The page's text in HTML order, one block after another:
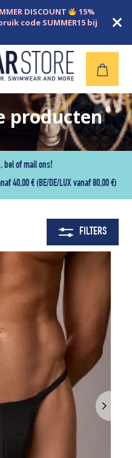
DISCOUNT
15%
code SUMMER15 bij
producten
bel of mail ons!
40,00 € (BE/DE/LUX vanaf 80,00 €)
FILTERS